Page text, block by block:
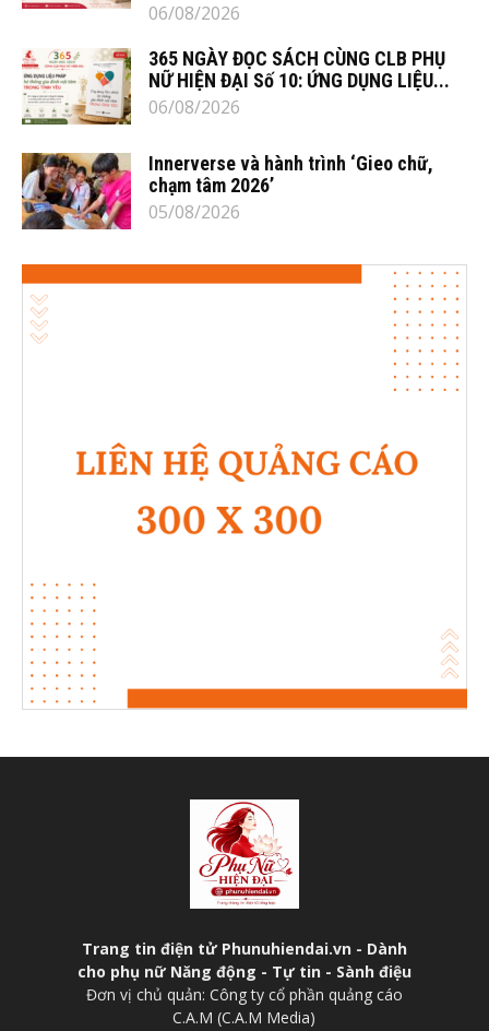
06/08/2026
365 NGÀY ĐỌC SÁCH CÙNG CLB PHỤ
NỮ HIỆN ĐẠI Số 10: ỨNG DỤNG LIỆU...
06/08/2026
Innerverse và hành trình ‘Gieo chữ,
chạm tâm 2026’
05/08/2026
Trang tin điện tử Phunuhiendai.vn - Dành
cho phụ nữ Năng động - Tự tin - Sành điệu
Đơn vị chủ quản: Công ty cổ phần quảng cáo
C.A.M (C.A.M Media)